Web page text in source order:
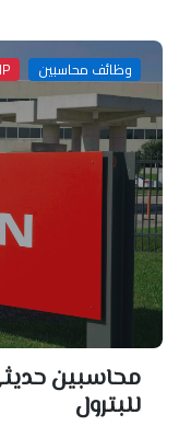
وظائف محاسبين
محاسبين
للبترول